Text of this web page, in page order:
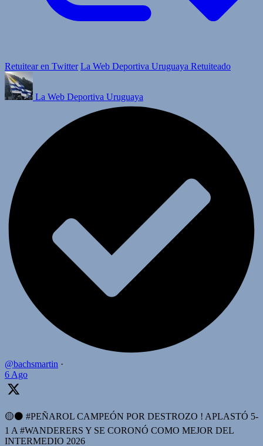
Retuitear en Twitter La Web Deportiva Uruguaya Retuiteado
La Web Deportiva Uruguaya
@bachsmartin ·
6 Ago
🟡⚫️ #PEÑAROL CAMPEÓN POR DESTROZO ! APLASTÓ 5-
1 A #WANDERERS Y SE CORONÓ COMO MEJOR DEL
INTERMEDIO 2026